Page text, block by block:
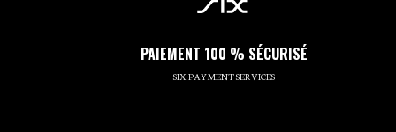
PAIEMENT 100 % SÉCURISÉ
SIX PAYMENT SERVICES